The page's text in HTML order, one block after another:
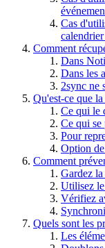
Cas
Comment
Dans
Dans les
2sync ne
Qu'est-ce que
Ce qui le
Ce qui se
Pour
Option
Comment
Gardez la
Utilisez
Vérifiez
Quels sont les
Les